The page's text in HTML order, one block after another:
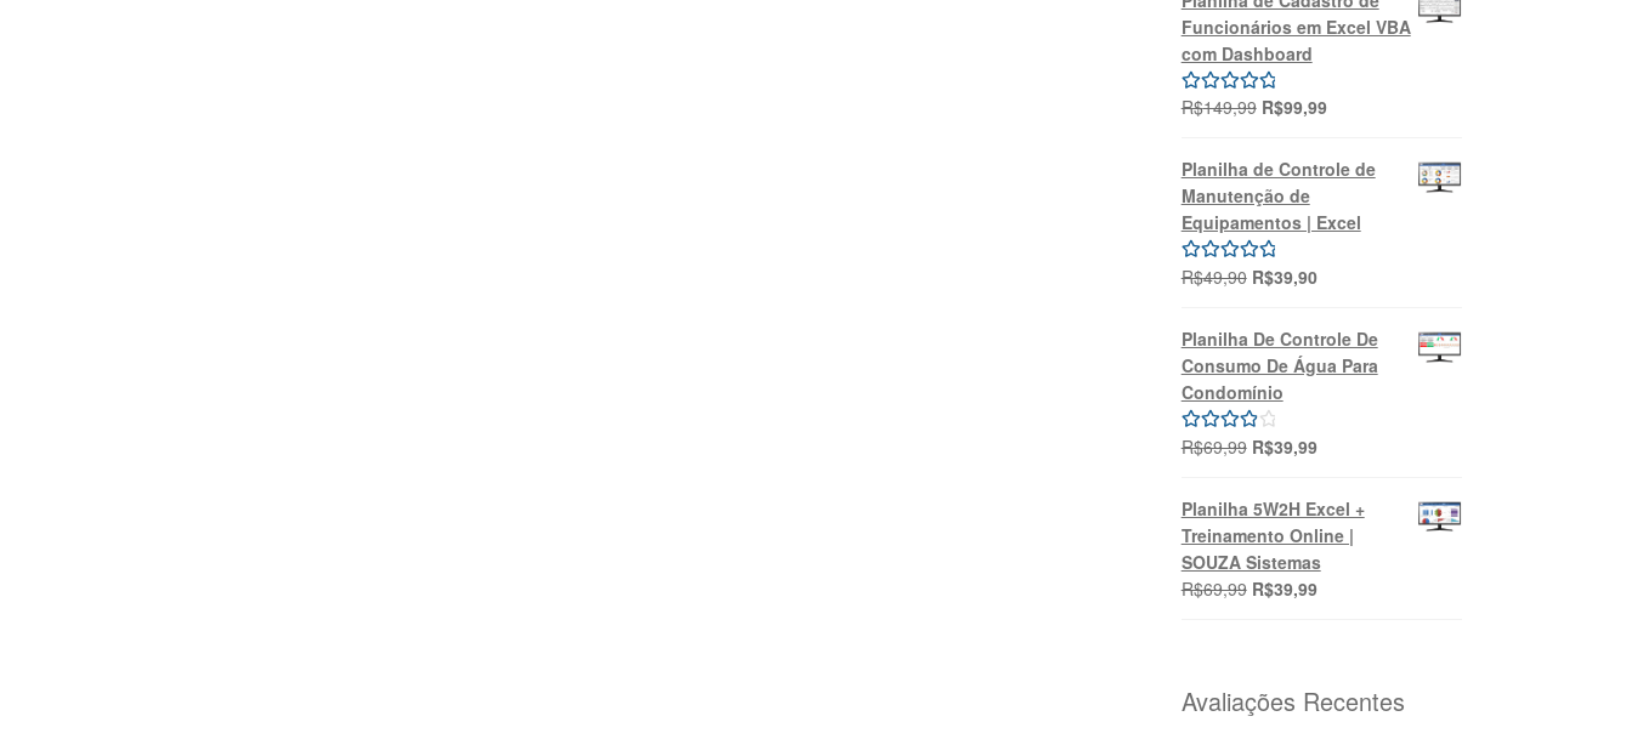
era:
R$69,99.
é:
R$39,99.
Funcionários em Excel VBA
com Dashboard
Avaliação
R$149,99 O
original
era:
R$149,99.
R$99,99O
atual
é:
R$99,99.
Planilha de Controle de
Manutenção de
Equipamentos | Excel
Avaliação
R$49,90 O
original
era:
R$49,90.
R$39,90O
atual
é:
R$39,90.
Planilha De Controle De
Consumo De Água Para
Condomínio
Avaliação
R$69,99 O
original
era:
R$69,99.
R$39,99O
atual
é:
R$39,99.
Planilha 5W2H Excel +
Treinamento Online |
SOUZA Sistemas
R$69,99 O
R$69,99.
R$39,99O
R$39,99.
Avaliações Recentes